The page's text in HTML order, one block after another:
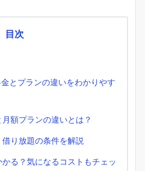
目次
とプランの違いをわかりやす
額プランの違いとは？
り放題の条件を解説
る？気になるコストもチェッ